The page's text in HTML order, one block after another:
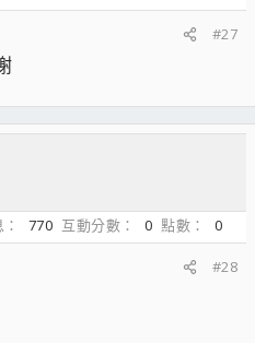
#27
770 互動分數 0 點數
0
#28